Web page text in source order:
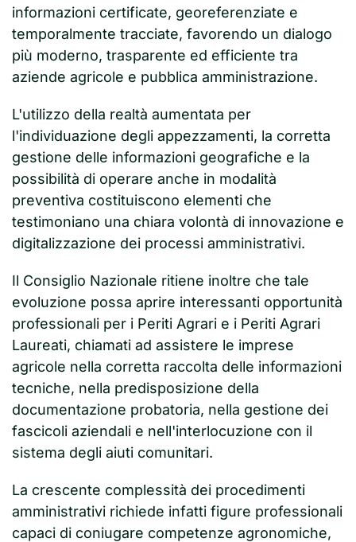
informazioni certificate, georeferenziate e
temporalmente tracciate, favorendo un dialogo
più moderno, trasparente ed efficiente tra
aziende agricole e pubblica amministrazione.
L'utilizzo della realtà aumentata per
l'individuazione degli appezzamenti, la corretta
gestione delle informazioni geografiche e la
possibilità di operare anche in modalità
preventiva costituiscono elementi che
testimoniano una chiara volontà di innovazione e
digitalizzazione dei processi amministrativi.
Il Consiglio Nazionale ritiene inoltre che tale
evoluzione possa aprire interessanti opportunità
professionali per i Periti Agrari e i Periti Agrari
Laureati, chiamati ad assistere le imprese
agricole nella corretta raccolta delle informazioni
tecniche, nella predisposizione della
documentazione probatoria, nella gestione dei
fascicoli aziendali e nell'interlocuzione con il
sistema degli aiuti comunitari.
La crescente complessità dei procedimenti
amministrativi richiede infatti figure professionali
capaci di coniugare competenze agronomiche,